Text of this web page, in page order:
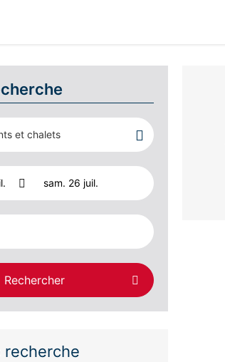
et chalets
Rechercher
recherche